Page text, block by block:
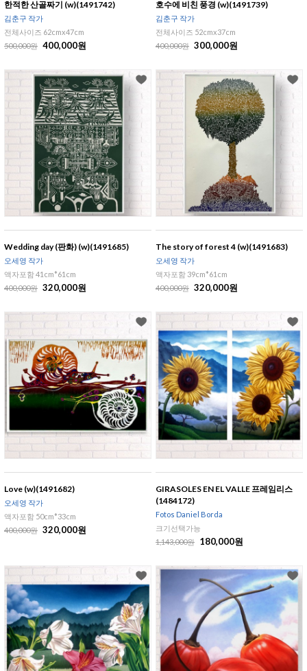
한적한 산골짜기 (w)(1491742)
김춘구 작가
전체사이즈 62cmx47cm
500,000원 400,000원
호수에 비친 풍경 (w)(1491739)
김춘구 작가
전체사이즈 52cmx37cm
400,000원 300,000원
Wedding day (판화) (w)(1491685)
오세영 작가
액자포함 41cm*61cm
400,000원 320,000원
The story of forest 4 (w)(1491683)
오세영 작가
액자포함 39cm*61cm
400,000원 320,000원
Love (w)(1491682)
오세영 작가
액자포함 50cm*33cm
400,000원 320,000원
GIRASOLES EN EL VALLE 프레임리스
(1484172)
Fotos Daniel Borda
크기선택가능
1,143,000원
180,000원